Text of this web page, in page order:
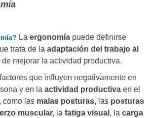
La ergonomía puede definirse
trata de la adaptación del trabajo al
de mejorar la actividad productiva.
que influyen negativamente en
y en la actividad productiva en el
como las malas posturas, las posturas
muscular, la fatiga visual , la carga